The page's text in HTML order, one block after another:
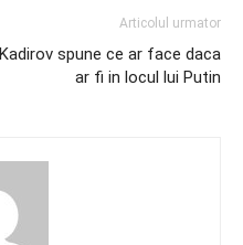
Articolul urmator
Kadirov spune ce ar face daca
ar fi in locul lui Putin